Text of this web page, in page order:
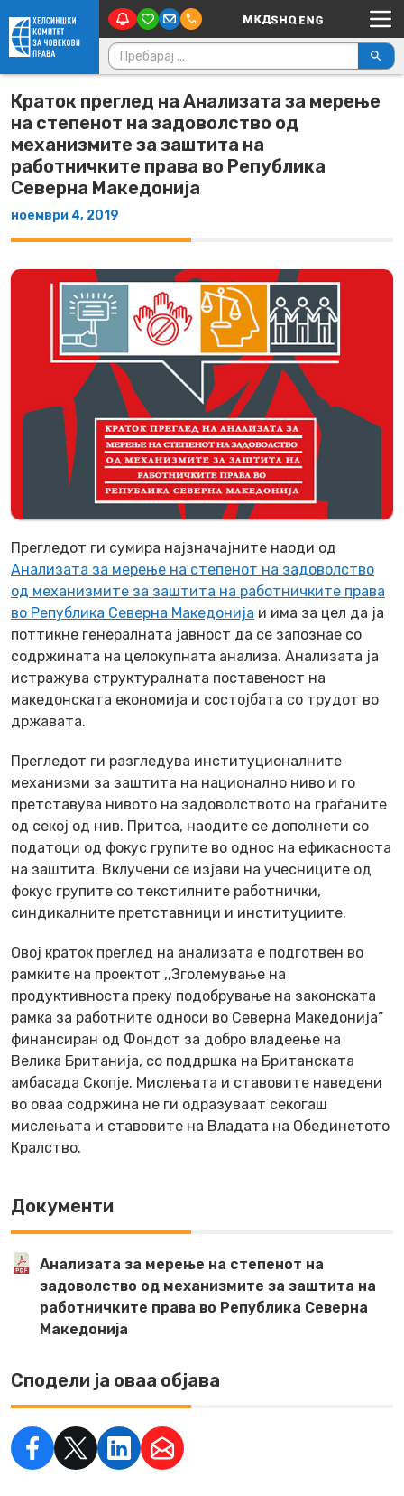
Skip to content Main Navigation
Пребарувај за:
Краток преглед на Анализата за мерење
на степенот на задоволство од
механизмите за заштита на
работничките права во Република
Северна Македонија
ноември 4, 2019
Прегледот ги сумира најзначајните наоди од
Анализата за мерење на степенот на задоволство
од механизмите за заштита на работничките права
во Република Северна Македонија и има за цел да ја
поттикне генералната јавност да се запознае со
содржината на целокупната анализа. Анализата ја
истражува структуралната поставеност на
македонската економија и состојбата со трудот во
државата.
Прегледот ги разгледува институционалните
механизми за заштита на национално ниво и го
претставува нивото на задоволството на граѓаните
од секој од нив. Притоа, наодите се дополнети со
податоци од фокус групите во однос на ефикасноста
на заштита. Вклучени се изјави на учесниците од
фокус групите со текстилните работнички,
синдикалните претставници и институциите.
Овој краток преглед на анализата е подготвен во
рамките на проектот ,,Зголемување на
продуктивноста преку подобрување на законската
рамка за работните односи во Северна Македонија”
финансиран од Фондот за добро владеење на
Велика Британија, со поддршка на Британската
амбасада Скопје. Мислењата и ставовите наведени
во оваа содржина не ги одразуваат секогаш
мислењата и ставовите на Владата на Обединетото
Кралство.
Документи
Анализата за мерење на степенот на
задоволство од механизмите за заштита на
работничките права во Република Северна
Македонија
Сподели ја оваа објава